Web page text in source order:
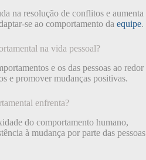
na resolução de conflitos e aumenta
se ao comportamento da equipe.
na vida pessoal?
e os das pessoas ao redor
e promover mudanças positivas.
enfrenta?
do comportamento humano,
à mudança por parte das pessoas